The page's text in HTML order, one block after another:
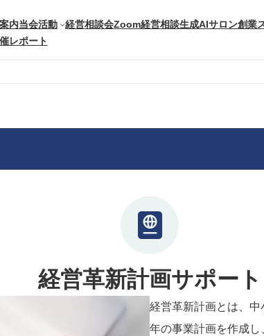
内当会活動 経営相談会Zoom経営相談生成AIサロン創業
レポート
経営革新計画サポート
経営革新計画とは、
年の事業計画を作成し